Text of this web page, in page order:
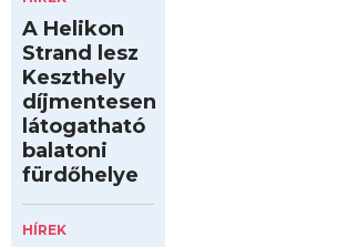
A Helikon
Strand lesz
Keszthely
díjmentesen
látogatható
balatoni
fürdőhelye
HÍREK